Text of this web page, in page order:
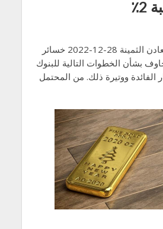
سجلت تداولات المعادن الثمينة 28-12-2022 خسائر
بشأن الخطوات التالية للبنوك
الفائدة ووتيرة ذلك. من المحتمل